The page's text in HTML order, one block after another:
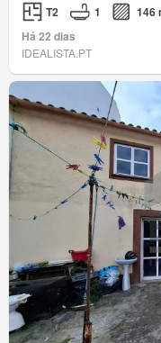
T2 1
146
Há 22 dias
IDEALISTA.PT